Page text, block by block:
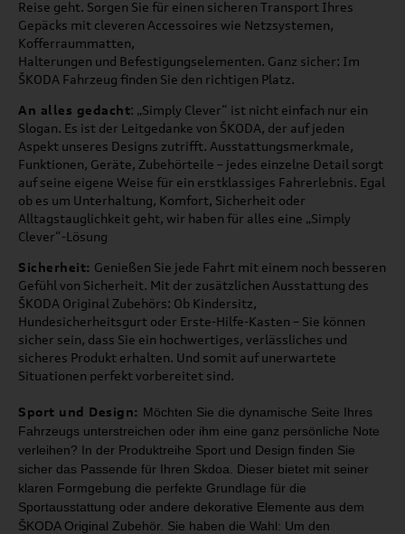
Reise geht. Sorgen Sie für einen sicheren Transport Ihres
Gepäcks mit cleveren Accessoires wie Netzsystemen,
Kofferraummatten,
Halterungen und Befestigungselementen. Ganz sicher: Im
ŠKODA Fahrzeug finden Sie den richtigen Platz.
An alles gedacht: „Simply Clever“ ist nicht einfach nur ein
Slogan. Es ist der Leitgedanke von ŠKODA, der auf jeden
Aspekt unseres Designs zutrifft. Ausstattungsmerkmale,
Funktionen, Geräte, Zubehörteile – jedes einzelne Detail sorgt
auf seine eigene Weise für ein erstklassiges Fahrerlebnis. Egal
ob es um Unterhaltung, Komfort, Sicherheit oder
Alltagstauglichkeit geht, wir haben für alles eine „Simply
Clever“-Lösung
Sicherheit: Genießen Sie jede Fahrt mit einem noch besseren
Gefühl von Sicherheit. Mit der zusätzlichen Ausstattung des
ŠKODA Original Zubehörs: Ob Kindersitz,
Hundesicherheitsgurt oder Erste-Hilfe-Kasten – Sie können
sicher sein, dass Sie ein hochwertiges, verlässliches und
sicheres Produkt erhalten. Und somit auf unerwartete
Situationen perfekt vorbereitet sind.
Sport und Design: Möchten Sie die dynamische Seite Ihres
Fahrzeugs unterstreichen oder ihm eine ganz persönliche Note
verleihen? In der Produktreihe Sport und Design finden Sie
sicher das Passende für Ihren Skdoa. Dieser bietet mit seiner
klaren Formgebung die perfekte Grundlage für die
Sportausstattung oder andere dekorative Elemente aus dem
ŠKODA Original Zubehör. Sie haben die Wahl: Um den